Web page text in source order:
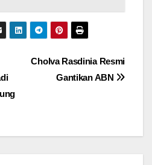
Cholva Rasdinia Resmi
Gantikan ABN